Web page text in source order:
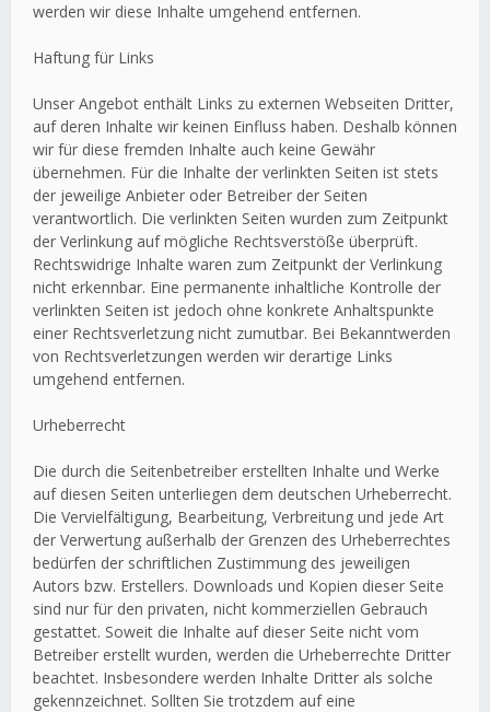
werden wir diese Inhalte umgehend entfernen.
Haftung für Links
Unser Angebot enthält Links zu externen Webseiten Dritter,
auf deren Inhalte wir keinen Einfluss haben. Deshalb können
wir für diese fremden Inhalte auch keine Gewähr
übernehmen. Für die Inhalte der verlinkten Seiten ist stets
der jeweilige Anbieter oder Betreiber der Seiten
verantwortlich. Die verlinkten Seiten wurden zum Zeitpunkt
der Verlinkung auf mögliche Rechtsverstöße überprüft.
Rechtswidrige Inhalte waren zum Zeitpunkt der Verlinkung
nicht erkennbar. Eine permanente inhaltliche Kontrolle der
verlinkten Seiten ist jedoch ohne konkrete Anhaltspunkte
einer Rechtsverletzung nicht zumutbar. Bei Bekanntwerden
von Rechtsverletzungen werden wir derartige Links
umgehend entfernen.
Urheberrecht
Die durch die Seitenbetreiber erstellten Inhalte und Werke
auf diesen Seiten unterliegen dem deutschen Urheberrecht.
Die Vervielfältigung, Bearbeitung, Verbreitung und jede Art
der Verwertung außerhalb der Grenzen des Urheberrechtes
bedürfen der schriftlichen Zustimmung des jeweiligen
Autors bzw. Erstellers. Downloads und Kopien dieser Seite
sind nur für den privaten, nicht kommerziellen Gebrauch
gestattet. Soweit die Inhalte auf dieser Seite nicht vom
Betreiber erstellt wurden, werden die Urheberrechte Dritter
beachtet. Insbesondere werden Inhalte Dritter als solche
gekennzeichnet. Sollten Sie trotzdem auf eine